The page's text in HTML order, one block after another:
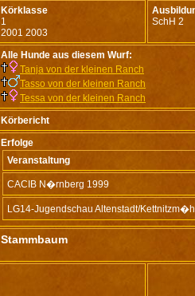
Körklasse
1
2001 2003
SchH 2
Alle Hunde aus diesem Wurf:
Tanja von der kleinen Ranch
Tasso von der kleinen Ranch
Tessa von der kleinen Ranch
Körbericht
Erfolge
Veranstaltung
CACIB N�rnberg 1999
LG14-Jugendschau Altenstadt/
Stammbaum